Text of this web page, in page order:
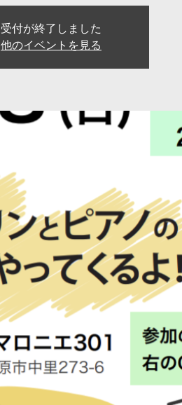
受付が終了しました
他のイベントを見る